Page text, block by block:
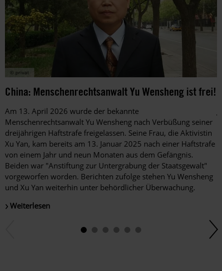
© privat
China: Menschenrechtsanwalt Yu Wensheng ist frei!
Am 13. April 2026 wurde der bekannte
Menschenrechtsanwalt Yu Wensheng nach Verbüßung seiner
dreijährigen Haftstrafe freigelassen. Seine Frau, die Aktivistin
Xu Yan, kam bereits am 13. Januar 2025 nach einer Haftstrafe
von einem Jahr und neun Monaten aus dem Gefängnis.
Beiden war "Anstiftung zur Untergrabung der Staatsgewalt"
vorgeworfen worden. Berichten zufolge stehen Yu Wensheng
und Xu Yan weiterhin unter behördlicher Überwachung.
Weiterlesen